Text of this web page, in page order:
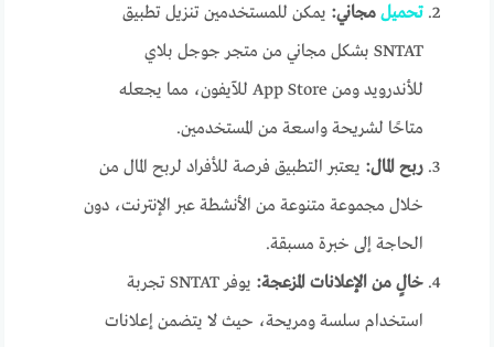
تحميل مجاني: يمكن للمستخدمين تنزيل تطبيق
SNTAT بشكل مجاني من متجر جوجل بلاي
للأندرويد ومن App Store للآيفون، مما يجعله
متاحًا لشريحة واسعة من المستخدمين.
ربح المال: يعتبر التطبيق فرصة للأفراد لربح المال من
خلال مجموعة متنوعة من الأنشطة عبر الإنترنت، دون
الحاجة إلى خبرة مسبقة.
خالٍ من الإعلانات المزعجة:
يوفر SNTAT تجربة
استخدام سلسة ومريحة، حيث لا يتضمن إعلانات